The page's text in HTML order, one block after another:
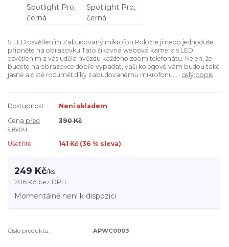
S LED osvětlením Zabudovaný mikrofon Položte ji nebo jednoduše
připněte na obrazovku Tato šikovná webová kamera s LED
osvětlením z vás udělá hvězdu každého zoom telefonátu. Nejen, že
budete na obrazovce dobře vypadat, vaši kolegové vám budou také
jasně a čistě rozumět díky zabudovanému mikrofonu. ... celý popis
Dostupnost
Není skladem
Cena před
slevou
390 Kč
Ušetříte 141 Kč (36 % sleva)
249 Kč/ks
206 Kč bez DPH
Momentálně není k dispozici
Číslo produktu: APWC0003